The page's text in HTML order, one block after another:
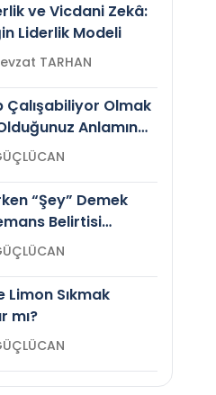
ve Vicdani Zekâ:
Liderlik Modeli
Prof.Dr. Nevzat TARHAN
Çalışabiliyor Olmak
Anlamına
GÜÇLÜCAN
“Şey” Demek
Belirtisi
GÜÇLÜCAN
Limon Sıkmak
mı?
GÜÇLÜCAN